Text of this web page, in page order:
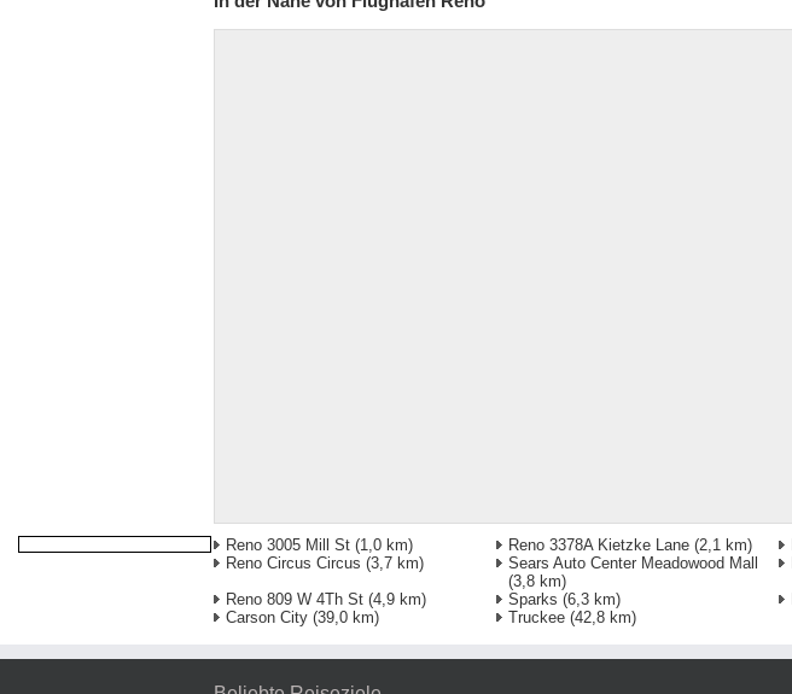
Reno 3005 Mill St (1,0 km) Reno 3378A Kietzke Lane (2,1 km)
Reno Circus Circus (3,7 km)
Sears Auto Center Meadowood Mall
(3,8 km)
Reno 809 W 4Th St (4,9 km) Sparks (6,3 km)
Carson City (39,0 km) Truckee (42,8 km)